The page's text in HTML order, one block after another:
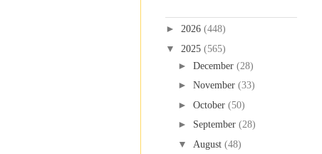
► 2026 (448)
▼ 2025 (565)
► December (28)
► November (33)
► October (50)
► September (28)
▼ August (48)